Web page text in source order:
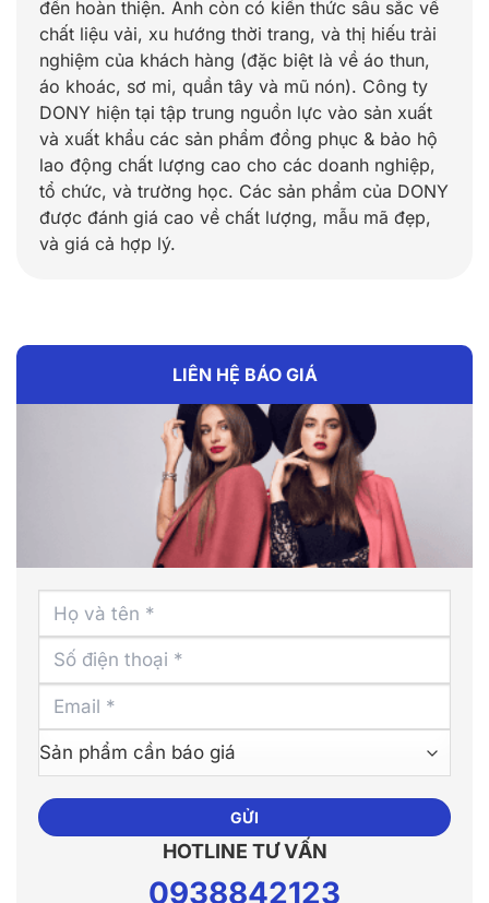
đến hoàn thiện. Anh còn có kiến thức sâu sắc về
chất liệu vải, xu hướng thời trang, và thị hiếu trải
nghiệm của khách hàng (đặc biệt là về áo thun,
áo khoác, sơ mi, quần tây và mũ nón). Công ty
DONY hiện tại tập trung nguồn lực vào sản xuất
và xuất khẩu các sản phẩm đồng phục & bảo hộ
lao động chất lượng cao cho các doanh nghiệp,
tổ chức, và trường học. Các sản phẩm của DONY
được đánh giá cao về chất lượng, mẫu mã đẹp,
và giá cả hợp lý.
LIÊN HỆ BÁO GIÁ
HOTLINE TƯ VẤN
0938842123